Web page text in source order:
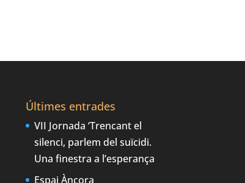
Últimes entrades
VII Jornada ‘Trencant el
silenci, parlem del suïcidi.
Una finestra a l’esperança
Espai Àncora